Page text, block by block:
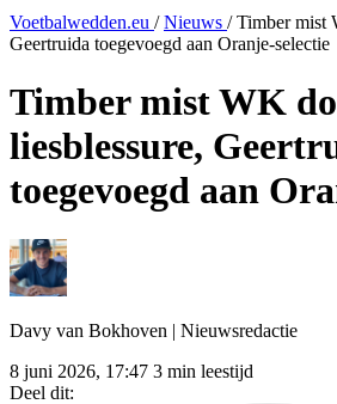
Voetbalwedden.eu / Nieuws / Timber mist
Geertruida toegevoegd aan Oranje-selectie
Timber mist WK
liesblessure,
toegevoegd aan
Davy van Bokhoven | Nieuwsredactie
8 juni 2026, 17:47 3 min leestijd
Deel dit: